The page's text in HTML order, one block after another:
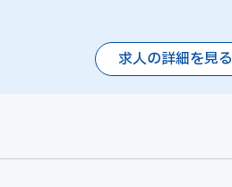
求人の詳細を見る